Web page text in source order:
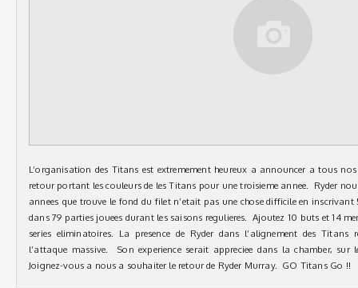
L’organisation des Titans est extremement heureux a announcer a tous
retour portant les couleurs de les Titans pour une troisieme annee. Ryder
annees que trouve le fond du filet n’etait pas une chose difficile en
dans 79 parties jouees durant les saisons regulieres. Ajoutez 10 buts et 14
series eliminatoires. La presence de Ryder dans l’alignement des
l’attaque massive. Son experience serait appreciee dans la chamber,
Joignez-vous a nous a souhaiter le retour de Ryder Murray. GO Titans Go !!